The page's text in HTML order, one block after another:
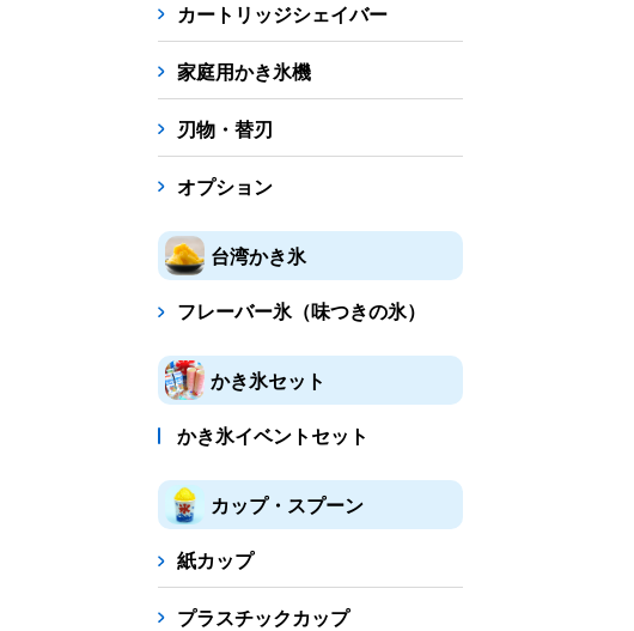
カートリッジシェイバー
家庭用かき氷機
刃物・替刃
オプション
台湾かき氷
フレーバー氷（味つきの氷）
かき氷セット
かき氷イベントセット
カップ・スプーン
紙カップ
プラスチックカップ